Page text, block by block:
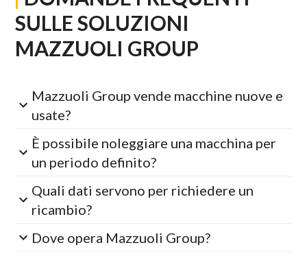
SULLE SOLUZIONI
MAZZUOLI GROUP
Mazzuoli Group vende macchine nuove e
usate?
È possibile noleggiare una macchina per
un periodo definito?
Quali dati servono per richiedere un
ricambio?
Dove opera Mazzuoli Group?